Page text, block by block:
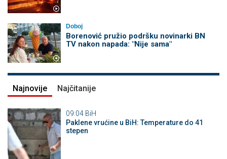
Doboj
Borenović pružio podršku novinarki BN
TV nakon napada: "Nije sama"
Najnovije Najčitanije
09:04 BiH
Paklene vrućine u BiH: Temperature do 41
stepen